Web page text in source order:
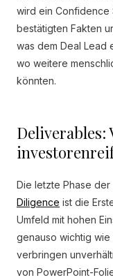
wird ein
bestätigten Fakten
was dem Deal Lead
wo weitere
könnten.
Deliverables:
Die letzte Phase
Diligence ist die
Umfeld mit hohen
genauso wichtig wie
verbringen
von PowerPoint-